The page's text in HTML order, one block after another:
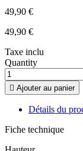
49,90 €
49,90 €
Taxe inclu
Quantity
 Ajouter au panier
Détails du
Fiche technique